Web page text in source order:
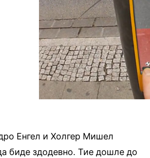
Енгел и Холгер Мишел
биде здодевно. Тие дошле до